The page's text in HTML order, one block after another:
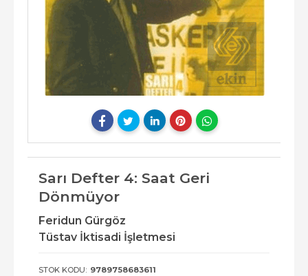
Sarı Defter 4: Saat Geri
Dönmüyor
Feridun Gürgöz
Tüstav İktisadi İşletmesi
STOK KODU: 9789758683611